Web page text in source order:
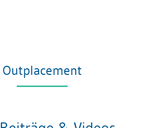
Outplacement